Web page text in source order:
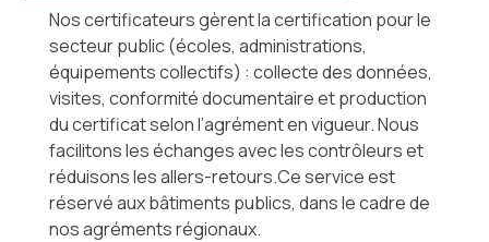
Nos certificateurs gèrent la certification pour le
secteur public (écoles, administrations,
équipements collectifs) : collecte des données,
visites, conformité documentaire et production
du certificat selon l’agrément en vigueur. Nous
facilitons les échanges avec les contrôleurs et
réduisons les allers-retours.Ce service est
réservé aux bâtiments publics, dans le cadre de
nos agréments régionaux.